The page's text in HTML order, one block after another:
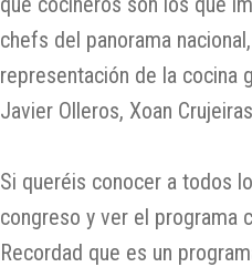
chefs del panorama
representación de la cocina
Javier Olleros, Xoan
Si queréis conocer a todos
congreso y ver el programa
Recordad que es un